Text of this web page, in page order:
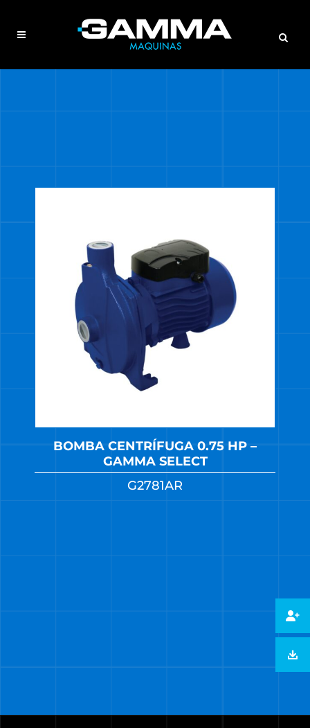
BOMBA CENTRÍFUGA 0.75 HP –
GAMMA SELECT
G2781AR